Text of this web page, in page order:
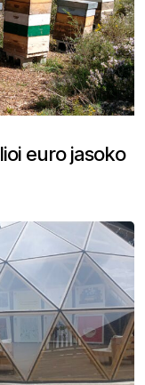
euro jasoko